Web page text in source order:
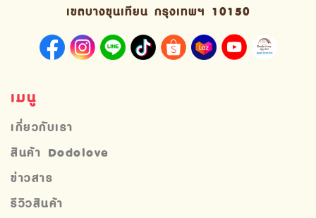
เขตบางขุนเทียน กรุงเทพฯ 10150
เมนู
เกี่ยวกับเรา
สินค้า Dodolove
ข่าวสาร
รีวิวสินค้า